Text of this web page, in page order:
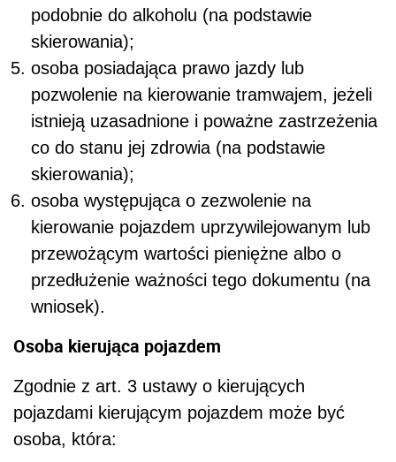
podobnie do alkoholu (na podstawie
skierowania);
osoba posiadająca prawo jazdy lub
pozwolenie na kierowanie tramwajem, jeżeli
istnieją uzasadnione i poważne zastrzeżenia
co do stanu jej zdrowia (na podstawie
skierowania);
osoba występująca o zezwolenie na
kierowanie pojazdem uprzywilejowanym lub
przewożącym wartości pieniężne albo o
przedłużenie ważności tego dokumentu (na
wniosek).
Osoba kierująca pojazdem
Zgodnie z art. 3 ustawy o kierujących
pojazdami kierującym pojazdem może być
osoba, która: